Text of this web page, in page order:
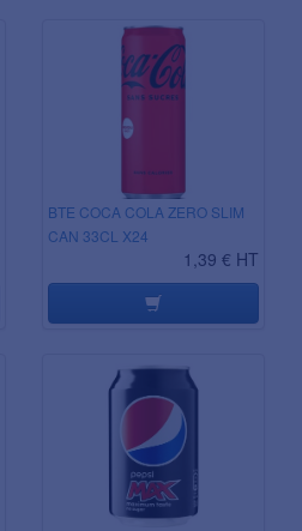
BTE COCA COLA ZERO SLIM
CAN 33CL X24
1,39 € HT